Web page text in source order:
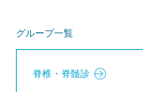
グループ一覧
脊椎・脊髄診